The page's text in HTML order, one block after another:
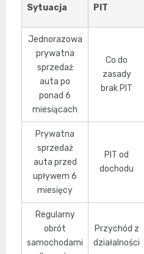
Sytuacja PIT
Jednorazowa
prywatna
sprzedaż
auta po
ponad 6
miesiącach
Co do
zasady
brak PIT
Prywatna
sprzedaż
auta przed
upływem 6
miesięcy
PIT od
dochodu
Regularny
obrót
samochodami
Przychód z
działalności